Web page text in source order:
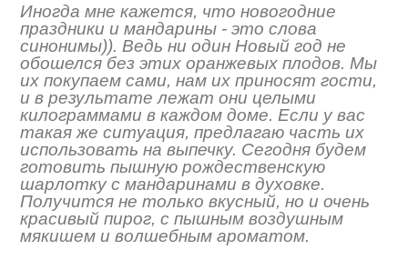
Иногда мне кажется, что новогодние
праздники и мандарины - это слова
синонимы)). Ведь ни один Новый год не
обошелся без этих оранжевых плодов. Мы
их покупаем сами, нам их приносят гости,
и в результате лежат они целыми
килограммами в каждом доме. Если у вас
такая же ситуация, предлагаю часть их
использовать на выпечку. Сегодня будем
готовить пышную рождественскую
шарлотку с мандаринами в духовке.
Получится не только вкусный, но и очень
красивый пирог, с пышным воздушным
мякишем и волшебным ароматом.